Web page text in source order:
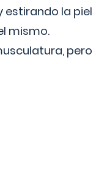
estirando la piel
mismo.
pero